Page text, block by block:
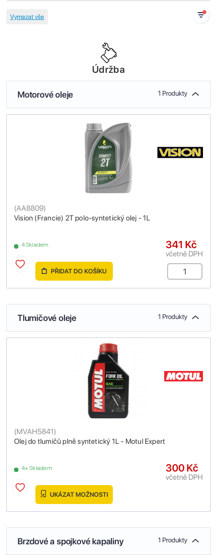
Údržba
Motorové oleje 1 Produkty
Vision (Francie) 2T polo-syntetický olej - 1L
(AA8809)
4 Skladem 341 Kč
včetně DPH
PŘIDAT DO KOŠÍKU
Tlumičové oleje 1 Produkty
Olej do tlumičů plně syntetický 1L - Motul Expert
(MVAH5841)
4+ Skladem 300 Kč
včetně DPH
UKÁZAT MOŽNOSTI
Brzdové a spojkové kapaliny 1 Produkty